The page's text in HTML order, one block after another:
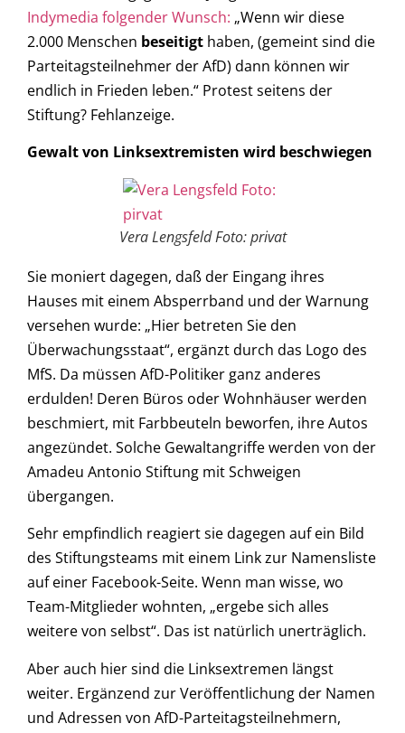
Indymedia folgender Wunsch: „Wenn wir diese
2.000 Menschen beseitigt haben, (gemeint sind die
Parteitagsteilnehmer der AfD) dann können wir
endlich in Frieden leben.“ Protest seitens der
Stiftung? Fehlanzeige.
Gewalt von Linksextremisten wird beschwiegen
Vera Lengsfeld Foto: privat
Sie moniert dagegen, daß der Eingang ihres
Hauses mit einem Absperrband und der Warnung
versehen wurde: „Hier betreten Sie den
Überwachungsstaat“, ergänzt durch das Logo des
MfS. Da müssen AfD-Politiker ganz anderes
erdulden! Deren Büros oder Wohnhäuser werden
beschmiert, mit Farbbeuteln beworfen, ihre Autos
angezündet. Solche Gewaltangriffe werden von der
Amadeu Antonio Stiftung mit Schweigen
übergangen.
Sehr empfindlich reagiert sie dagegen auf ein Bild
des Stiftungsteams mit einem Link zur Namensliste
auf einer Facebook-Seite. Wenn man wisse, wo
Team-Mitglieder wohnten, „ergebe sich alles
weitere von selbst“. Das ist natürlich unerträglich.
Aber auch hier sind die Linksextremen längst
weiter. Ergänzend zur Veröffentlichung der Namen
und Adressen von AfD-Parteitagsteilnehmern,